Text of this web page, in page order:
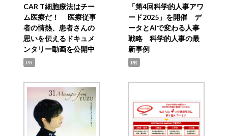
CAR T細胞療法はチー
ム医療だ！ 医療従事
者の情熱、患者さんの
思いを伝えるドキュメ
ンタリー動画を公開中
PR
「第4回科学的人事アワ
ード2025」を開催 デ
ータとAIで変わる人事
戦略 科学的人事の最
新事例
PR